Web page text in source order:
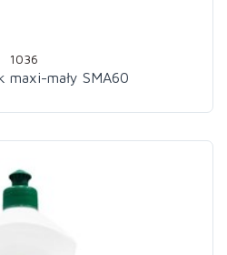
1036
maxi-mały SMA60